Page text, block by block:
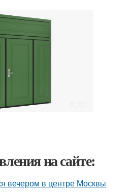
на сайте:
вечером в центре Москвы